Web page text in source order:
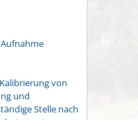
von
und
Stelle nach